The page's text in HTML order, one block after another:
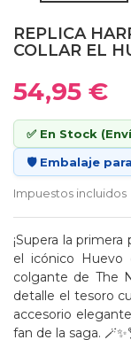
REPLICA
COLLAR EL
54,95 €
✅ En Stock
🛡️ Embalaje
Impuestos incluidos
¡Supera la
el icónico Huevo
colgante de The
detalle el tesoro
accesorio
fan de la saga.